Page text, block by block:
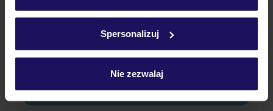
Szczegółowe informacje o plikach cookie znajdziesz
Spersonalizuj
Nie zezwalaj
Często zadawane pytania
Jak zmienić uczestników/osobę zgłaszającą?
Na jakiej podstawie i gdzie otrzymam karty
pokładowe/bilety lotnicze?